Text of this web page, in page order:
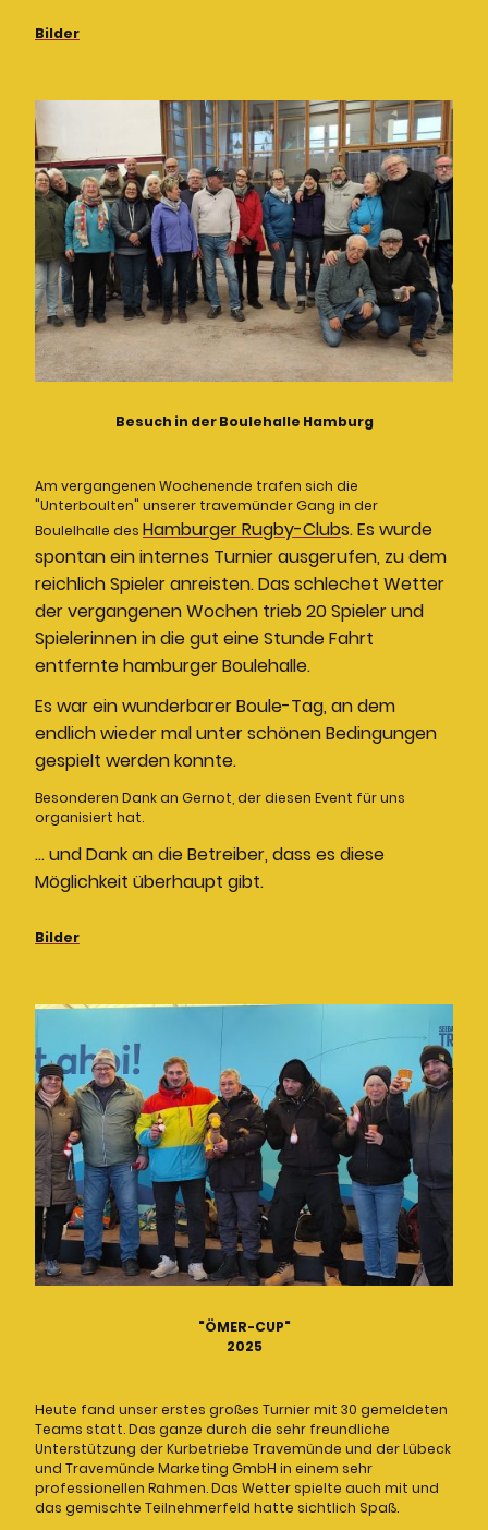
Bilder
Besuch in der Boulehalle Hamburg
Am vergangenen Wochenende trafen sich die
"Unterboulten" unserer travemünder Gang in der
Boulelhalle des Hamburger Rugby-Clubs. Es wurde
spontan ein internes Turnier ausgerufen, zu dem
reichlich Spieler anreisten. Das schlechet Wetter
der vergangenen Wochen trieb 20 Spieler und
Spielerinnen in die gut eine Stunde Fahrt
entfernte hamburger Boulehalle.
Es war ein wunderbarer Boule-Tag, an dem
endlich wieder mal unter schönen Bedingungen
gespielt werden konnte.
Besonderen Dank an Gernot, der diesen Event für uns
organisiert hat.
... und Dank an die Betreiber, dass es diese
Möglichkeit überhaupt gibt.
Bilder
"ÖMER-CUP"
2025
Heute fand unser erstes großes Turnier mit 30 gemeldeten
Teams statt. Das ganze durch die sehr freundliche
Unterstützung der Kurbetriebe Travemünde und der Lübeck
und Travemünde Marketing GmbH in einem sehr
professionellen Rahmen. Das Wetter spielte auch mit und
das gemischte Teilnehmerfeld hatte sichtlich Spaß.